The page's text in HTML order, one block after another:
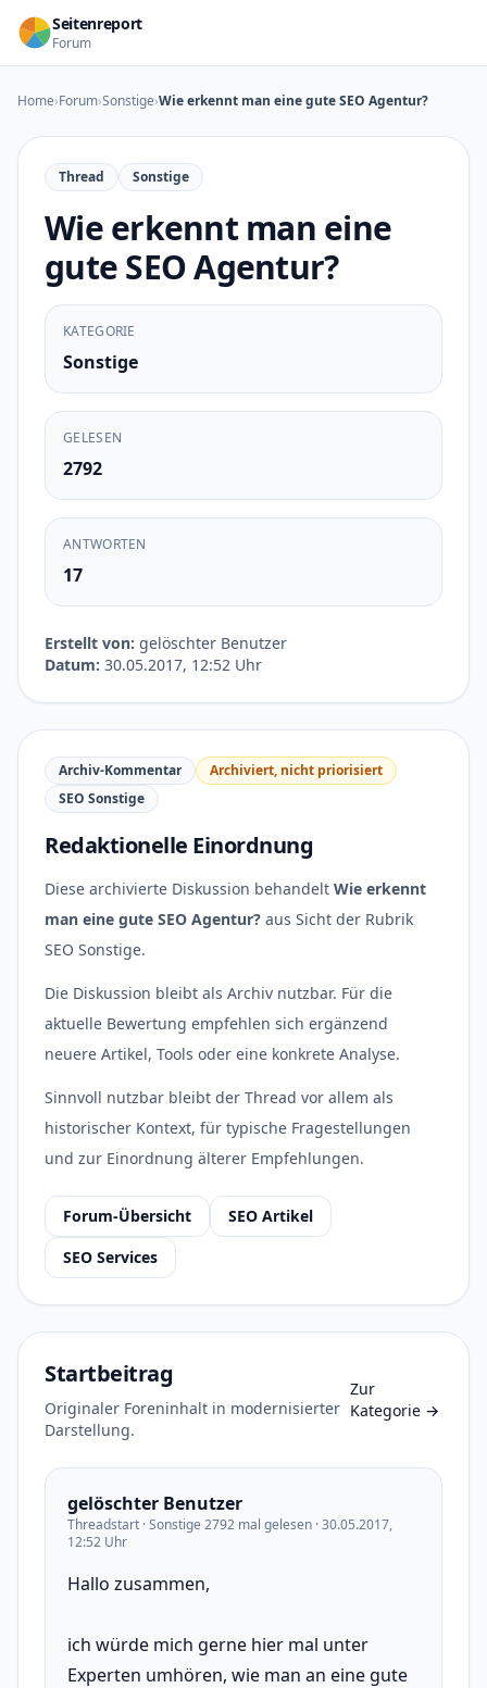
Zum Inhalt springen
Seitenreport
Forum
Home›Forum›Sonstige›Wie erkennt man eine gute SEO Agentur?
Thread Sonstige
Wie erkennt man eine
gute SEO Agentur?
KATEGORIE
Sonstige
GELESEN
2792
ANTWORTEN
17
Erstellt von: gelöschter Benutzer
Datum: 30.05.2017, 12:52 Uhr
Archiv-Kommentar
Archiviert, nicht priorisiert
SEO Sonstige
Redaktionelle Einordnung
Diese archivierte Diskussion behandelt Wie erkennt
man eine gute SEO Agentur? aus Sicht der Rubrik
SEO Sonstige.
Die Diskussion bleibt als Archiv nutzbar. Für die
aktuelle Bewertung empfehlen sich ergänzend
neuere Artikel, Tools oder eine konkrete Analyse.
Sinnvoll nutzbar bleibt der Thread vor allem als
historischer Kontext, für typische Fragestellungen
und zur Einordnung älterer Empfehlungen.
Forum-Übersicht
SEO Artikel
SEO Services
Startbeitrag
Originaler Foreninhalt in modernisierter
Darstellung.
Zur
Kategorie →
gelöschter Benutzer
Threadstart · Sonstige 2792 mal gelesen · 30.05.2017,
12:52 Uhr
Hallo zusammen,
ich würde mich gerne hier mal unter
Experten umhören, wie man an eine gute